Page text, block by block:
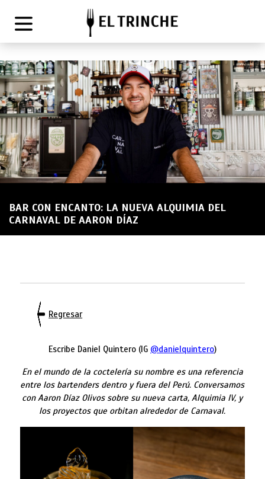
BAR CON ENCANTO: LA NUEVA ALQUIMIA DEL
CARNAVAL DE AARON DÍAZ
Regresar
Escribe Daniel Quintero (IG @danielquintero)
En el mundo de la coctelería su nombre es una referencia
entre los bartenders dentro y fuera del Perú. Conversamos
con Aaron Díaz Olivos sobre su nueva carta, Alquimia IV, y
los proyectos que orbitan alrededor de Carnaval.